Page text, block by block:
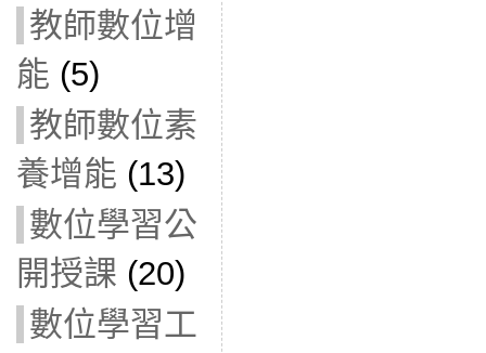
教師數位增
能 (5)
教師數位素
養增能 (13)
數位學習公
開授課 (20)
數位學習工